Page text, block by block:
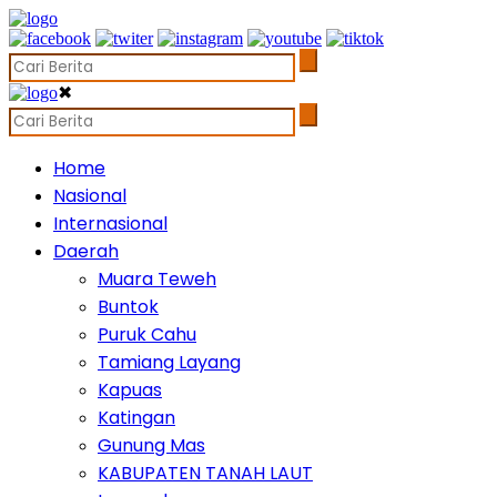
✖
Home
Nasional
Internasional
Daerah
Muara Teweh
Buntok
Puruk Cahu
Tamiang Layang
Kapuas
Katingan
Gunung Mas
KABUPATEN TANAH LAUT